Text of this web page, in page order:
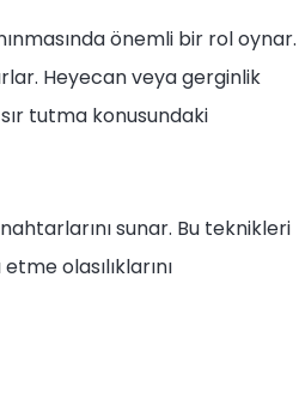
önemli bir rol oynar.
Heyecan veya gerginlik
tutma konusundaki
sunar. Bu teknikleri
olasılıklarını